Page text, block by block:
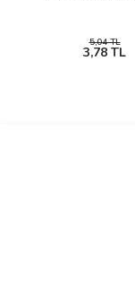
5,04 TL
3,78 TL